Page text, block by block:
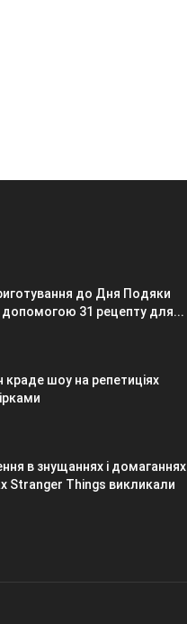
до Дня Подяки
допомогою 31 рецепту для...
краде шоу на репетиціях
в знущаннях і домаганнях
Stranger Things викликали